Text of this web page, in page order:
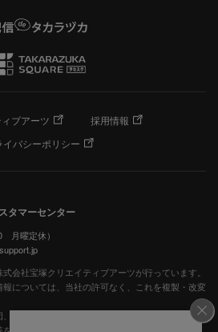
ブアーツ
採用情報
イバシーポリシー
タマーセンター
月曜定休）
会社宝塚クリエイティブアーツが行っています。
については、当社の許可なく、これを複製・改変
宝塚クリエイティブアーツの出版物ほか写真等著